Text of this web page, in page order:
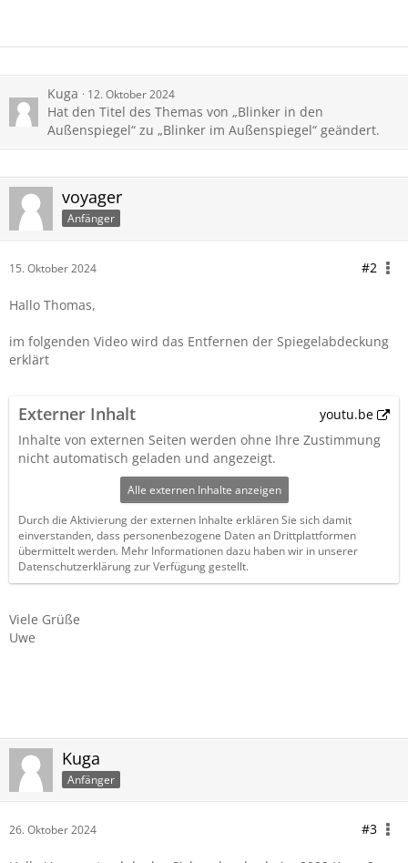
Kuga 12. Oktober 2024
Hat den Titel des Themas von „Blinker in den
Außenspiegel“ zu „Blinker im Außenspiegel“ geändert.
voyager
Anfänger
15. Oktober 2024 #2
Hallo Thomas,
im folgenden Video wird das Entfernen der Spiegelabdeckung
erklärt
Externer Inhalt
youtu.be
Inhalte von externen Seiten werden ohne Ihre Zustimmung
nicht automatisch geladen und angezeigt.
Alle externen Inhalte anzeigen
Durch die Aktivierung der externen Inhalte erklären Sie sich damit
einverstanden, dass personenbezogene Daten an Drittplattformen
übermittelt werden. Mehr Informationen dazu haben wir in unserer
Datenschutzerklärung zur Verfügung gestellt.
Viele Grüße
Uwe
Kuga
Anfänger
26. Oktober 2024 #3